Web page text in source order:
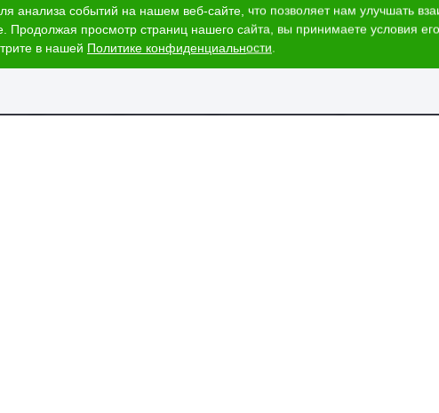
анализа событий на нашем веб-сайте, что позволяет нам улучшать
Продолжая просмотр страниц нашего сайта, вы принимаете условия
в нашей Политике конфиденциальности.